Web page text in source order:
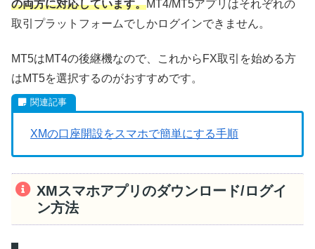
の両方に対応しています。MT4/MT5アプリはそれぞれの
取引プラットフォームでしかログインできません。
MT5はMT4の後継機なので、これからFX取引を始める方
はMT5を選択するのがおすすめです。
XMの口座開設をスマホで簡単にする手順
XMスマホアプリのダウンロード/ログイ
ン方法